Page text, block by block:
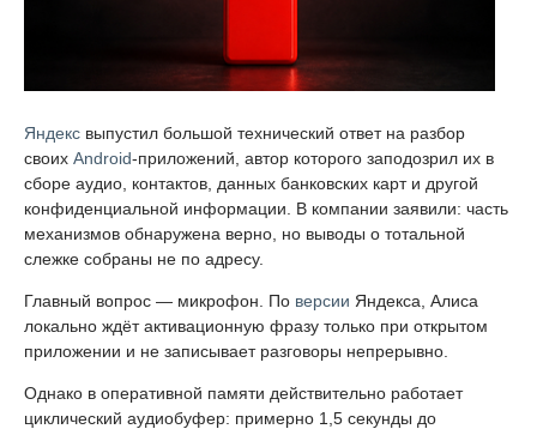
Яндекс выпустил большой технический ответ на разбор
своих Android-приложений, автор которого заподозрил их в
сборе аудио, контактов, данных банковских карт и другой
конфиденциальной информации. В компании заявили: часть
механизмов обнаружена верно, но выводы о тотальной
слежке собраны не по адресу.
Главный вопрос — микрофон. По версии Яндекса, Алиса
локально ждёт активационную фразу только при открытом
приложении и не записывает разговоры непрерывно.
Однако в оперативной памяти действительно работает
циклический аудиобуфер: примерно 1,5 секунды до